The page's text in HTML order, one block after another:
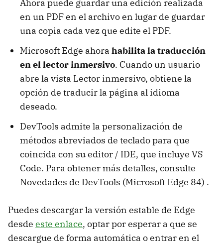
Ahora puede guardar una edición realizada
en un PDF en el archivo en lugar de guardar
una copia cada vez que edite el PDF.
Microsoft Edge ahora habilita la traducción
en el lector inmersivo. Cuando un usuario
abre la vista Lector inmersivo, obtiene la
opción de traducir la página al idioma
deseado.
DevTools admite la personalización de
métodos abreviados de teclado para que
coincida con su editor / IDE, que incluye VS
Code. Para obtener más detalles, consulte
Novedades de DevTools (Microsoft Edge 84) .
Puedes descargar la versión estable de Edge
desde este enlace, optar por esperar a que se
descargue de forma automática o entrar en el